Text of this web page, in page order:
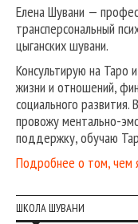
Елена Шувани —
трансперсональный
цыганских шувани.
Консультирую на Таро
жизни и отношений,
социального
провожу ментально-
поддержку, обучаю
Подробнее о том, чем
ШКОЛА ШУВАНИ